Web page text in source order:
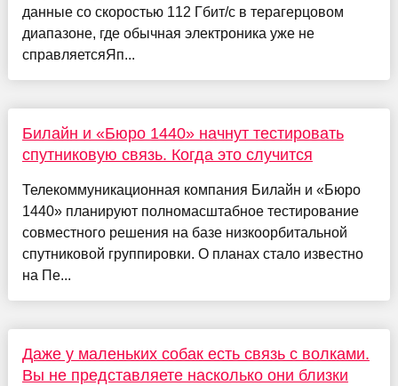
данные со скоростью 112 Гбит/с в терагерцовом
диапазоне, где обычная электроника уже не
справляетсяЯп...
Билайн и «Бюро 1440» начнут тестировать
спутниковую связь. Когда это случится
Телекоммуникационная компания Билайн и «Бюро
1440» планируют полномасштабное тестирование
совместного решения на базе низкоорбитальной
спутниковой группировки. О планах стало известно
на Пе...
Даже у маленьких собак есть связь с волками.
Вы не представляете насколько они близки